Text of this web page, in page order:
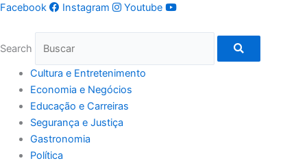
Facebook
Instagram Youtube
Search
Cultura e Entretenimento
Economia e Negócios
Educação e Carreiras
Segurança e Justiça
Gastronomia
Política